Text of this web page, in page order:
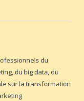
du
du big data, du
sur la transformation